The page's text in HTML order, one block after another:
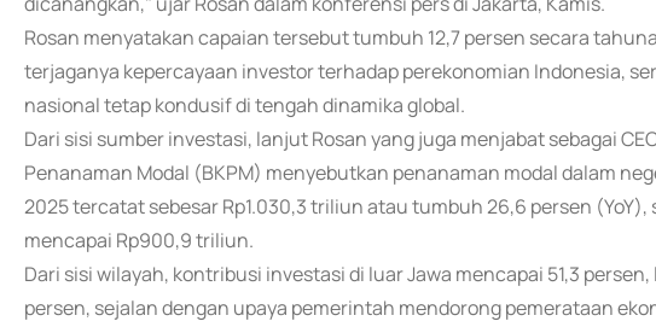
Rosan menyatakan capaian tersebut tumbuh 12,7 persen secara
terjaganya kepercayaan investor terhadap perekonomian Indonesia,
nasional tetap kondusif di tengah dinamika global.
Dari sisi sumber investasi, lanjut Rosan yang juga menjabat sebagai
Penanaman Modal (BKPM) menyebutkan penanaman modal dalam
2025 tercatat sebesar Rp1.030,3 triliun atau tumbuh 26,6 persen
mencapai Rp900,9 triliun.
Dari sisi wilayah, kontribusi investasi di luar Jawa mencapai 51,3
persen, sejalan dengan upaya pemerintah mendorong pemerataan